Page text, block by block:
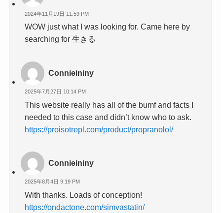
2024年11月19日 11:59 PM
WOW just what I was looking for. Came here by
searching for 生きる
Connieininy
2025年7月27日 10:14 PM
This website really has all of the bumf and facts I
needed to this case and didn’t know who to ask.
https://proisotrepl.com/product/propranolol/
Connieininy
2025年8月4日 9:19 PM
With thanks. Loads of conception!
https://ondactone.com/simvastatin/